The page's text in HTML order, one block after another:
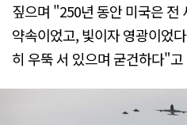
짚으며 "250년 동안 미국은 전
약속이었고, 빛이자 영광이었
히 우뚝 서 있으며 굳건하다"